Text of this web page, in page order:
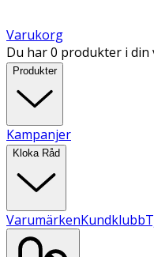
Varukorg
Du har 0 produkter i din
Produkter
Kampanjer
Kloka Råd
VarumärkenKundklubb